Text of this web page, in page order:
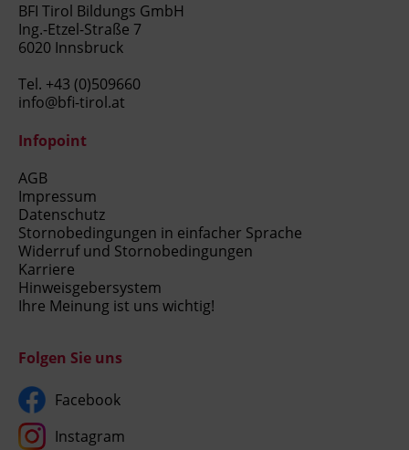
BFI Tirol Bildungs GmbH
Ing.-Etzel-Straße 7
6020 Innsbruck
Tel. +43 (0)509660
info@bfi-tirol.at
Infopoint
AGB
Impressum
Datenschutz
Stornobedingungen in einfacher Sprache
Widerruf und Stornobedingungen
Karriere
Hinweisgebersystem
Ihre Meinung ist uns wichtig!
Folgen Sie uns
Facebook
Instagram